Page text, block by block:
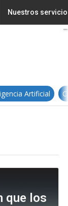
Nuestros
Artificial
que los